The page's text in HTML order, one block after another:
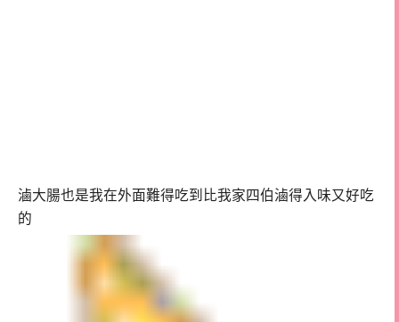
滷大腸也是我在外面難得吃到比我家四伯滷得入味又好吃
的